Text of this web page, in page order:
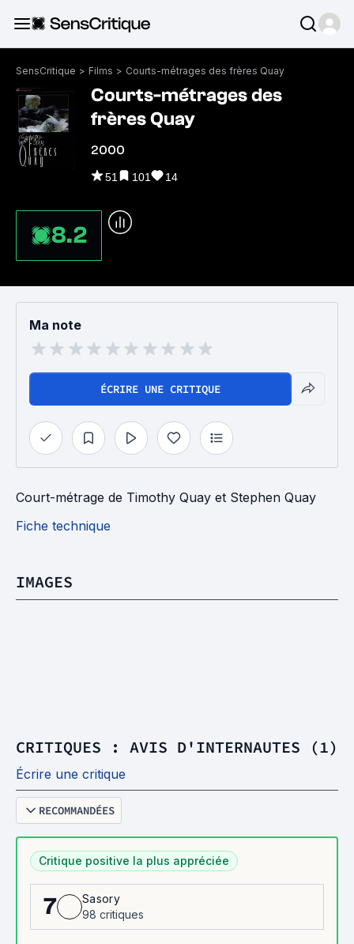
SensCritique > Films > Courts-métrages des frères Quay
Courts-métrages des
frères Quay
2000
51 101 14
8.2
Ma note
ÉCRIRE UNE CRITIQUE
Court-métrage de Timothy Quay et Stephen Quay
Fiche technique
IMAGES
CRITIQUES : AVIS D'INTERNAUTES (1)
Écrire une critique
RECOMMANDÉES
Critique positive la plus appréciée
7
Sasory
98 critiques